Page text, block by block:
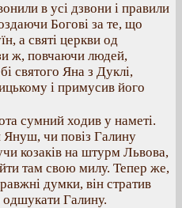
в усі дзвони і правили
Богові за те, що
а святі церкви од
ж, повчаючи людей,
святого Яна з Дуклі,
і примусив його
сумний ходив у наметі.
Януш, чи повіз Галину
козаків на штурм Львова,
там свою милу. Тепер же,
думки, він стратив
Галину.